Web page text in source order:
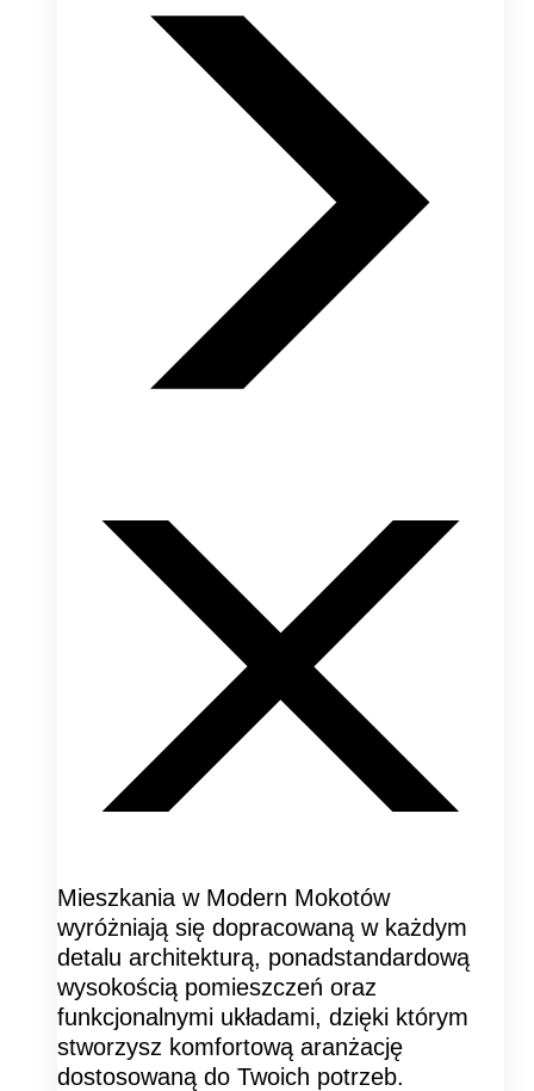
Mieszkania w Modern Mokotów
wyróżniają się dopracowaną w każdym
detalu architekturą, ponadstandardową
wysokością pomieszczeń oraz
funkcjonalnymi układami, dzięki którym
stworzysz komfortową aranżację
dostosowaną do Twoich potrzeb.